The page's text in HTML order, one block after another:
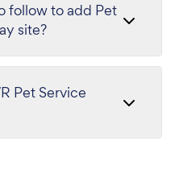
follow to add Pet
site?
Pet Service